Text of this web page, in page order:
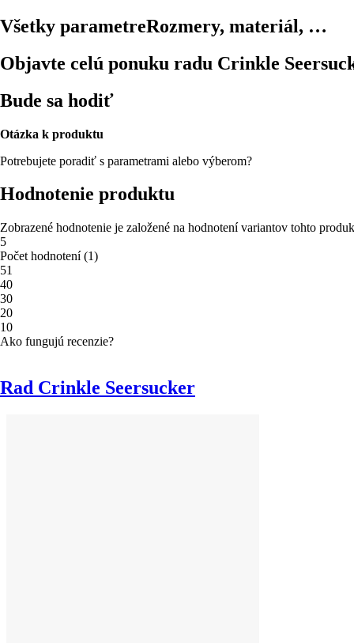
Všetky parametreRozmery, materiál, …
Objavte celú ponuku radu Crinkle
Bude sa hodiť
Otázka k produktu
Potrebujete poradiť s parametrami alebo výberom?
Hodnotenie produktu
Zobrazené hodnotenie je založené na hodnotení variantov tohto
5
Počet hodnotení(1)
51
40
30
20
10
Ako fungujú recenzie?
Rad Crinkle Seersucker